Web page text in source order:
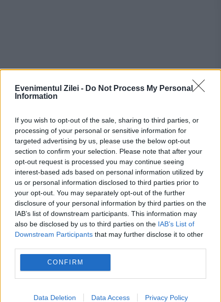
Evenimentul Zilei - Do Not Process My Personal
Information
If you wish to opt-out of the sale, sharing to third parties, or
processing of your personal or sensitive information for
targeted advertising by us, please use the below opt-out
section to confirm your selection. Please note that after your
opt-out request is processed you may continue seeing
interest-based ads based on personal information utilized by
us or personal information disclosed to third parties prior to
your opt-out. You may separately opt-out of the further
disclosure of your personal information by third parties on the
IAB’s list of downstream participants. This information may
also be disclosed by us to third parties on the IAB’s List of
Downstream Participants that may further disclose it to other
CONFIRM
Data Deletion Data Access Privacy Policy
Recomandările noastre